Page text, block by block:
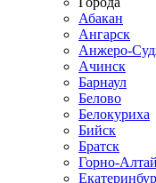
Абакан
Ангарск
Анжеро-
Ачинск
Барнаул
Белово
Белокуриха
Бийск
Братск
Горно-